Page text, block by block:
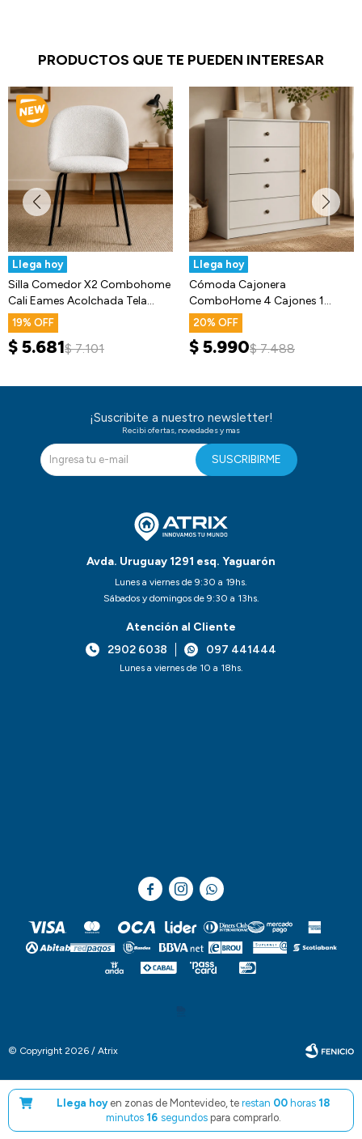
Llega hoy en zonas de Montevideo, te restan 00horas 18
minutos 15 segundos para comprarlo.
PRODUCTOS QUE TE PUEDEN INTERESAR
Llega hoy
Silla Comedor X2 Combohome
Cali Eames Acolchada Tela
Premium
19
$5.681$ 7.101
Llega hoy
Cómoda Cajonera
ComboHome 4 Cajones 1
Puerta Calidad Premium
20
$5.990$ 7.488
Avda. Uruguay 1291 esq. Yaguarón
Lunes a viernes de 9:30 a 19hs.
Sábados y domingos de 9:30 a 13hs.
Atención al Cliente
2902 6038
097 441444
Lunes a viernes de 10 a 18hs.
¡Suscribite a nuestro newsletter!
Recibi ofertas, novedades y mas
SUSCRIBIRME
  
© Copyright 2026 / Atrix